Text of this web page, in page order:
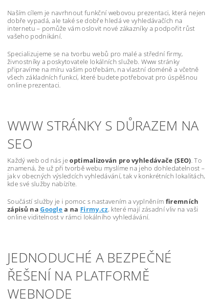
Naším cílem je navrhnout funkční webovou prezentaci, která nejen
dobře vypadá, ale také se dobře hledá ve vyhledávačích na
internetu – pomůže vám oslovit nové zákazníky a podpořit růst
vašeho podnikání.
Specializujeme se na tvorbu webů pro malé a střední firmy,
živnostníky a poskytovatele lokálních služeb. Www stránky
připravíme na míru vašim potřebám, na vlastní doméně a včetně
všech základních funkcí, které budete potřebovat pro úspěšnou
online prezentaci.
WWW STRÁNKY S DŮRAZEM NA
SEO
Každý web od nás jeoptimalizován pro vyhledávače (SEO). To
znamená, že už při tvorbě webu myslíme na jeho dohledatelnost –
jak v obecných výsledcích vyhledávání, tak v konkrétních lokalitách,
kde své služby nabízíte.
Součástí služby je i pomoc s nastavením a vyplněním firemních
zápisů naGooglea na Firmy.cz, které mají zásadní vliv na vaši
online viditelnost v rámci lokálního vyhledávání.
JEDNODUCHÉ A BEZPEČNÉ
ŘEŠENÍ NA PLATFORMĚ
WEBNODE